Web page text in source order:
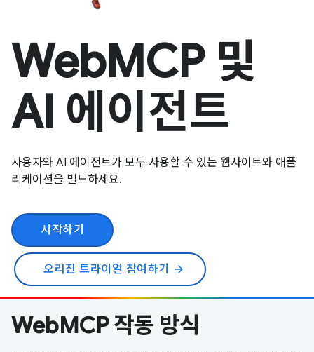
WebMCP 및
AI 에이전트
사용자와 AI 에이전트가 모두 사용할 수 있는 웹사이트와 애플
리케이션을 빌드하세요.
시작하기
오리진 트라이얼 참여하기 arrow_forward
WebMCP 작동 방식